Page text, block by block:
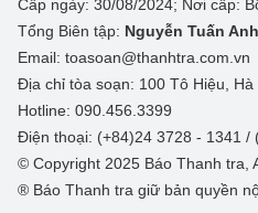
Cấp ngày: 30/08/2024; Nơi cấp:
Tổng Biên tập: Nguyễn Tuấn Anh
Email: toasoan@thanhtra.com.vn
Địa chỉ tòa soạn: 100 Tô Hiệu, Hà
Hotline: 090.456.3399
Điện thoại: (+84)24 3728 - 1341 /
© Copyright 2025 Báo Thanh tra,
® Báo Thanh tra giữ bản quyền